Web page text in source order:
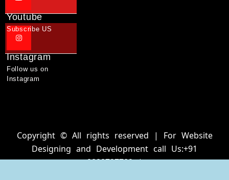
Youtube
Subscribe US
Instagram
Follow us on
Instagram
Copyright © All rights reserved | For Website
Designing and Development call Us:+91
9888737782 |